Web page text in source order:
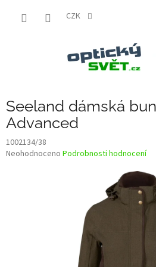
CZK
Seeland dámská
Advanced
1002134/38
Průměrné
Neohodnoceno Podrobnosti hodnocení